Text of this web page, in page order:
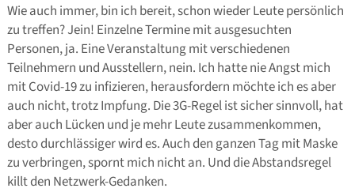
Wie auch immer, bin ich bereit, schon wieder Leute persönlich
zu treffen? Jein! Einzelne Termine mit ausgesuchten
Personen, ja. Eine Veranstaltung mit verschiedenen
Teilnehmern und Ausstellern, nein. Ich hatte nie Angst mich
mit Covid-19 zu infizieren, herausfordern möchte ich es aber
auch nicht, trotz Impfung. Die 3G-Regel ist sicher sinnvoll, hat
aber auch Lücken und je mehr Leute zusammenkommen,
desto durchlässiger wird es. Auch den ganzen Tag mit Maske
zu verbringen, spornt mich nicht an. Und die Abstandsregel
killt den Netzwerk-Gedanken.